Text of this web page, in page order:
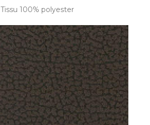
Tissu 100% polyester